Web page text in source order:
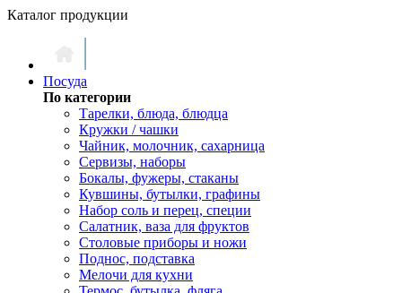
Каталог продукции
Посуда
По категории
Тарелки, блюда, блюдца
Кружки / чашки
Чайник, молочник, сахарница
Сервизы, наборы
Бокалы, фужеры, стаканы
Кувшины, бутылки, графины
Набор соль и перец, специи
Салатник, ваза для фруктов
Столовые приборы и ножи
Поднос, подставка
Мелочи для кухни